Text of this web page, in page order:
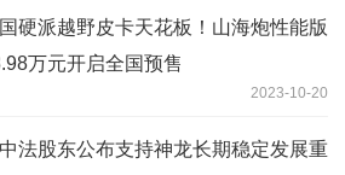
硬派越野皮卡天花板！山海炮性能版
万元开启全国预售
2023-10-20
法股东公布支持神龙长期稳定发展重